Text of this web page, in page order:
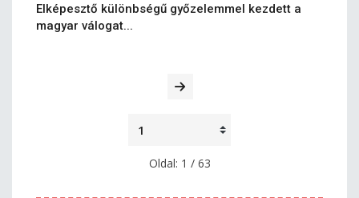
Elképesztő különbségű győzelemmel kezdett a
magyar válogat...
Oldal: 1 / 63